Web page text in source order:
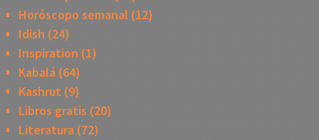
Horóscopo semanal (12)
Idish (24)
Inspiration (1)
Kabalá(64)
Kashrut (9)
Libros gratis (20)
Literatura(72)